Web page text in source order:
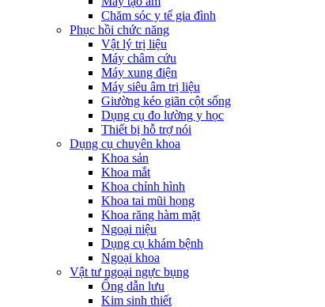
Chăm sóc y tế gia đình
Phục hồi chức năng
Vật lý trị liệu
Máy châm cứu
Máy xung điện
Máy siêu âm trị liệu
Giường kéo giãn cột sống
Dụng cụ đo lường y học
Thiết bị hỗ trợ nói
Dụng cụ chuyên khoa
Khoa sản
Khoa mắt
Khoa chỉnh hình
Khoa tai mũi họng
Khoa răng hàm mặt
Ngoại niệu
Dụng cụ khám bệnh
Ngoại khoa
Vật tư ngoại ngực bụng
Ống dẫn lưu
Kim sinh thiết